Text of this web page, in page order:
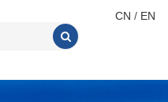
CN / EN